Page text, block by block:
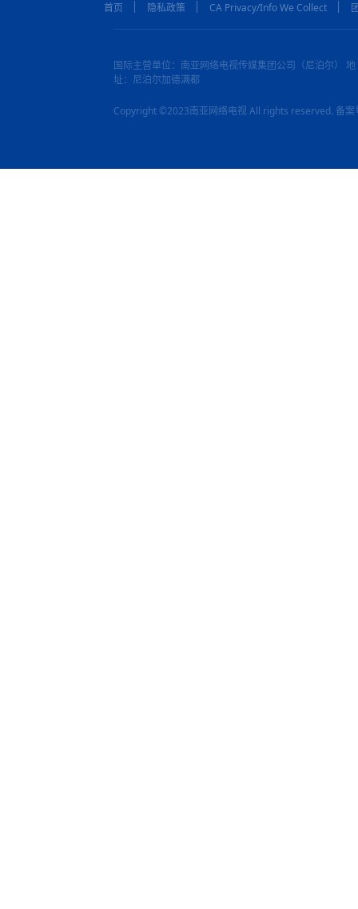
首页
隐私政策 CA Privacy/Info We Collect
国际主营单位：南亚网络电视传媒集团公司（尼泊尔） 地
址：尼泊尔加德满都
Copyright ©2023南亚网络电视 All rights reserved. 备